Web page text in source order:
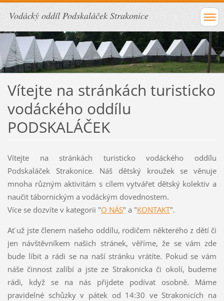
Vodácký oddíl Podskaláček Strakonice
Vítejte na stránkách turisticko
vodáckého oddílu
PODSKALÁČEK
Vítejte na stránkách turisticko vodáckého oddílu
Podskaláček Strakonice. Náš dětský kroužek se věnuje
mnoha různým aktivitám s cílem vytvářet dětský kolektiv a
naučit tábornickým a vodáckým dovednostem.
Více se dozvíte v kategorii "O NÁS" a "KONTAKT".
Ať už jste členem našeho oddílu, rodičem některého z dětí či
jen návštěvníkem našich stránek, věříme, že se vám zde
bude líbit a rádi se na naší stránku vrátíte. Pokud se vám
náše činnost zalíbí a jste ze Strakonicka či okolí, budeme
rádi, když se na nás přijdete podívat osobně. Máme
pravidelné schůzky v pátek od 14:30 ve Strakonicích na